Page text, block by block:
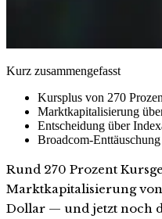
Kurz zusammengefasst
Kursplus von 270
Marktkapitalisierung
Entscheidung über
Broadcom-
Rund 270 Prozent
Marktkapitalisierung
Dollar — und jetzt noch